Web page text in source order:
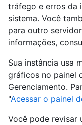
tráfego e erros da
sistema. Você
para outro servidor
informações,
Sua instância usa
gráficos no painel
Gerenciamento.
"Acessar o painel
Você pode revisar